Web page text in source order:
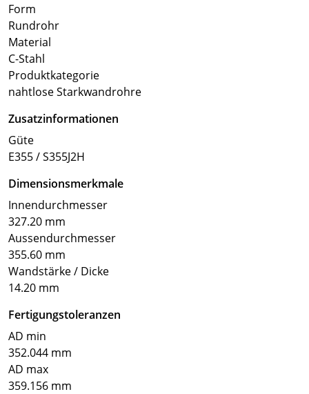
Form
Rundrohr
Material
C-Stahl
Produktkategorie
nahtlose Starkwandrohre
Zusatzinformationen
Güte
E355 / S355J2H
Dimensionsmerkmale
Innendurchmesser
327.20 mm
Aussendurchmesser
355.60 mm
Wandstärke / Dicke
14.20 mm
Fertigungstoleranzen
AD min
352.044 mm
AD max
359.156 mm